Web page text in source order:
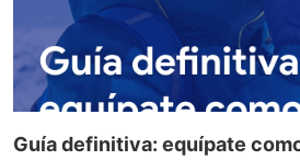
Guía definitiva: equípate